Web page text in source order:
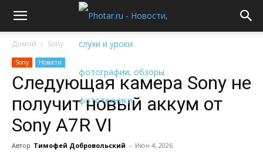
Домой Sony
Sony Новости
Следующая камера Sony не
получит новый аккум от
Sony A7R VI
Автор Тимофей Добровольский - Июн 4, 2026